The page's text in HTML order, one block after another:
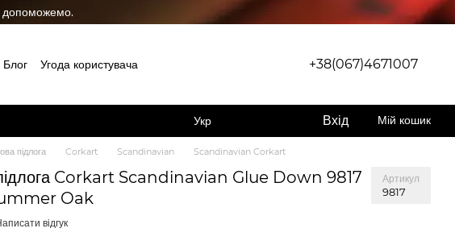
допоможемо.
Блог
Угода користувача
+38(067)4671007
Укр Вхід Мій кошик
підлога Corkart Scandinavian Scandinavian Corkart
підлога Corkart Scandinavian Glue Down 9817
Oak
Артикул
9817
відгук